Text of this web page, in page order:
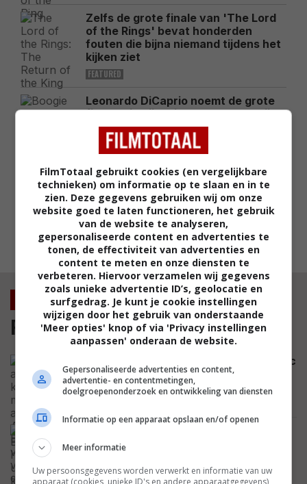
Zelfs de grote finale van 'The Lord
of the Rings' bevat honderden
fouten die bijna niemand tijdens het
kijken ziet
FEATURED
Leonardo DiCaprio noemt de grote
filmrol die hij 30 jaar later nog altijd
betreurt
FEATURED
Deze peperdure actiefilm was 3 jaar
geleden een van de grootste flops
aan de bioscoopkassa's
FEATURED
MEEST GELEZEN
Nieuws
Film
Hij heeft al 8 kinderen, maar acteur Alec
Baldwin vraagt zijn vrouw om een
negende
officieel een vervolg en vindt zijn twee
NIEUWS
FilmTotaal gebruikt cookies (en vergelijkbare
technieken) om informatie op te slaan en in te
zien. Deze gegevens gebruiken wij om onze
website goed te laten functioneren, het gebruik
van de website te analyseren,
gepersonaliseerde content en advertenties te
tonen, de effectiviteit van advertenties en
content te meten en onze diensten te
verbeteren. Hiervoor verzamelen wij gegevens
zoals unieke advertentie ID’s, geolocatie en
surfgedrag. Je kunt je cookie instellingen
wijzigen door het gebruik van onderstaande
'Meer opties' knop of via 'Privacy instellingen
aanpassen' onderaan de website.
Gepersonaliseerde advertenties en content,
advertentie- en contentmetingen,
doelgroepenonderzoek en ontwikkeling van diensten
Informatie op een apparaat opslaan en/of openen
Meer informatie
Uw persoonsgegevens worden verwerkt en informatie van uw
apparaat (cookies, unieke ID's en andere apparaatgegevens)